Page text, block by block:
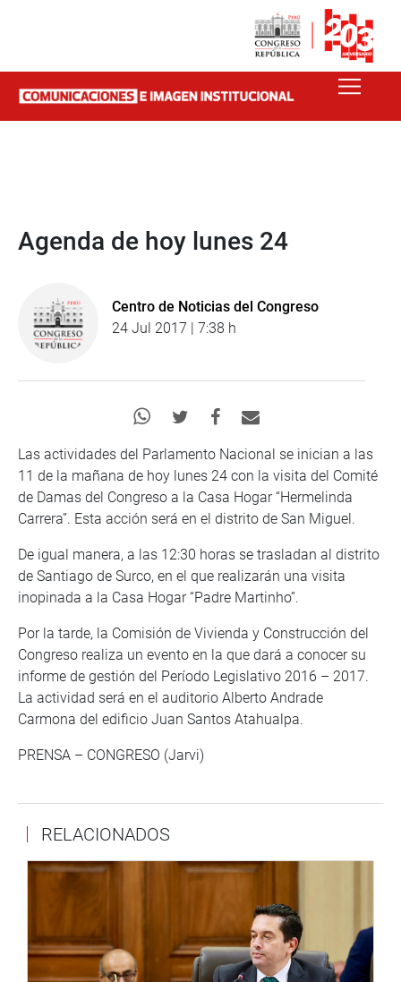
Agenda de hoy lunes 24
Centro de Noticias del Congreso
24 Jul 2017 | 7:38 h
Las actividades del Parlamento Nacional se inician a las
11 de la mañana de hoy lunes 24 con la visita del Comité
de Damas del Congreso a la Casa Hogar “Hermelinda
Carrera”. Esta acción será en el distrito de San Miguel.
De igual manera, a las 12:30 horas se trasladan al distrito
de Santiago de Surco, en el que realizarán una visita
inopinada a la Casa Hogar “Padre Martinho”.
Por la tarde, la Comisión de Vivienda y Construcción del
Congreso realiza un evento en la que dará a conocer su
informe de gestión del Período Legislativo 2016 – 2017.
La actividad será en el auditorio Alberto Andrade
Carmona del edificio Juan Santos Atahualpa.
PRENSA – CONGRESO (Jarvi)
RELACIONADOS